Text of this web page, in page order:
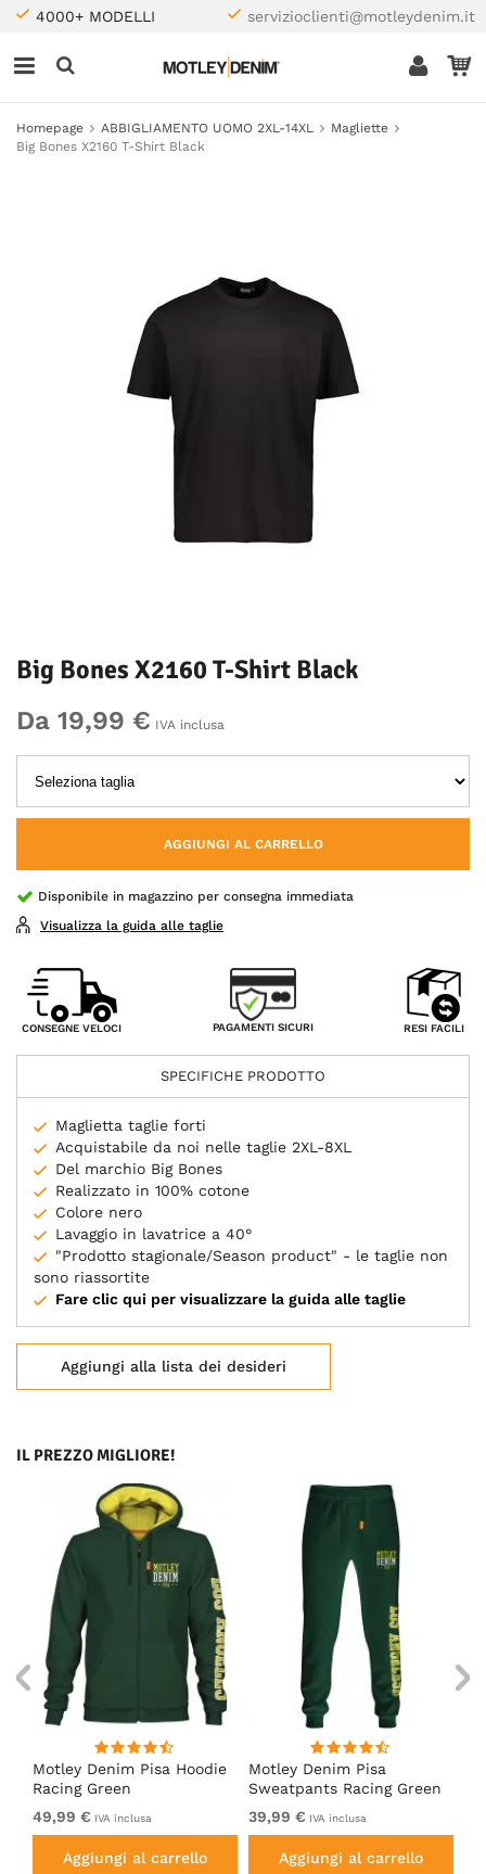
4000+ MODELLI servizioclienti@motleydenim.it
Homepage ABBIGLIAMENTO UOMO 2XL-14XL
Magliette
Big Bones X2160 T-Shirt Black
Big Bones X2160 T-Shirt Black
Da 19,99 € IVA inclusa
AGGIUNGI AL CARRELLO
Disponibile in magazzino per consegna immediata
Visualizza la guida alle taglie
CONSEGNE VELOCI PAGAMENTI SICURI RESI FACILI
SPECIFICHE PRODOTTO
Maglietta taglie forti
Acquistabile da noi nelle taglie 2XL-8XL
Del marchio Big Bones
Realizzato in 100% cotone
Colore nero
Lavaggio in lavatrice a 40°
"Prodotto stagionale/Season product" - le taglie non
sono riassortite
Fare clic qui per visualizzare la guida alle taglie
Aggiungi alla lista dei desideri
IL PREZZO MIGLIORE!
Motley Denim Pisa Hoodie
Racing Green
49,99 € IVA inclusa
Aggiungi al carrello
Motley Denim Pisa
Sweatpants Racing Green
39,99 € IVA inclusa
Aggiungi al carrello